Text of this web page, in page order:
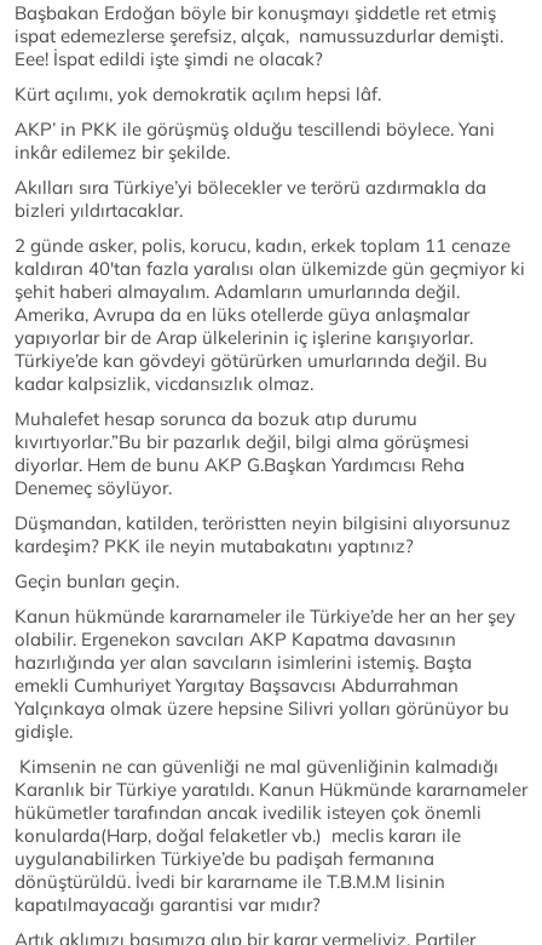
Başbakan Erdoğan böyle bir konuşmayı şiddetle ret etmiş
ispat edemezlerse şerefsiz, alçak, namussuzdurlar demişti.
Eee! İspat edildi işte şimdi ne olacak?
Kürt açılımı, yok demokratik açılım hepsi lâf.
AKP’ in PKK ile görüşmüş olduğu tescillendi böylece. Yani
inkâr edilemez bir şekilde.
Akılları sıra Türkiye’yi bölecekler ve terörü azdırmakla da
bizleri yıldırtacaklar.
2 günde asker, polis, korucu, kadın, erkek toplam 11 cenaze
kaldıran 40'tan fazla yaralısı olan ülkemizde gün geçmiyor ki
şehit haberi almayalım. Adamların umurlarında değil.
Amerika, Avrupa da en lüks otellerde güya anlaşmalar
yapıyorlar bir de Arap ülkelerinin iç işlerine karışıyorlar.
Türkiye’de kan gövdeyi götürürken umurlarında değil. Bu
kadar kalpsizlik, vicdansızlık olmaz.
Muhalefet hesap sorunca da bozuk atıp durumu
kıvırtıyorlar.”Bu bir pazarlık değil, bilgi alma görüşmesi
diyorlar. Hem de bunu AKP G.Başkan Yardımcısı Reha
Denemeç söylüyor.
Düşmandan, katilden, teröristten neyin bilgisini alıyorsunuz
kardeşim? PKK ile neyin mutabakatını yaptınız?
Geçin bunları geçin.
Kanun hükmünde kararnameler ile Türkiye’de her an her şey
olabilir. Ergenekon savcıları AKP Kapatma davasının
hazırlığında yer alan savcıların isimlerini istemiş. Başta
emekli Cumhuriyet Yargıtay Başsavcısı Abdurrahman
Yalçınkaya olmak üzere hepsine Silivri yolları görünüyor bu
gidişle.
Kimsenin ne can güvenliği ne mal güvenliğinin kalmadığı
Karanlık bir Türkiye yaratıldı. Kanun Hükmünde kararnameler
hükümetler tarafından ancak ivedilik isteyen çok önemli
konularda(Harp, doğal felaketler vb.) meclis kararı ile
uygulanabilirken Türkiye’de bu padişah fermanına
dönüştürüldü. İvedi bir kararname ile T.B.M.M lisinin
kapatılmayacağı garantisi var mıdır?
Artık aklımızı başımıza alıp bir karar vermeliyiz. Partiler